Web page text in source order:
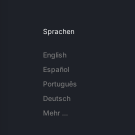
Sprachen
English
Español
Português
Deutsch
Mehr ...